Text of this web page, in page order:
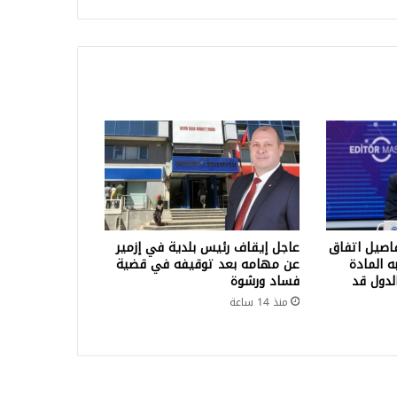
اتفاق
المادة
قد
عاجل إيقاف رئيس بلدية في إزمير
عن مهامه بعد توقيفه في قضية
فساد ورشوة
منذ 14 ساعة